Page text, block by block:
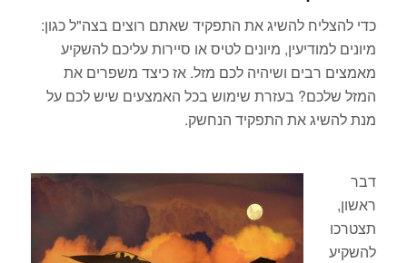
כדי להצליח להשיג את התפקיד שאתם רוצים בצה"ל כגון:
מיונים למודיעין, מיונים לטיס או סיירות עליכם להשקיע
מאמצים רבים ושיהיה לכם מזל. אז כיצד משפרים את
המזל שלכם? בעזרת שימוש בכל האמצעים שיש לכם על
מנת להשיג את התפקיד הנחשק.
דבר
ראשון,
תצטרכו
להשקיע